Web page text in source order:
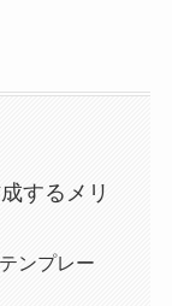
するメリ
ンプレー